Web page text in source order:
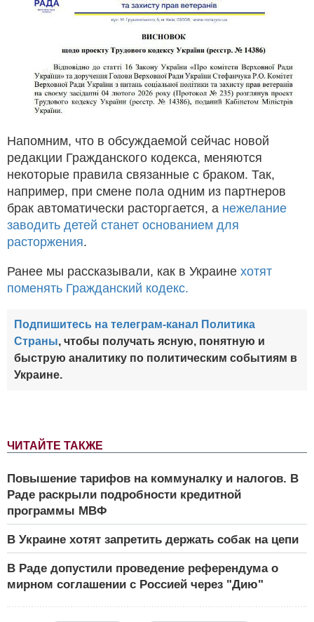
ЧИТАЙТЕ ТАКЖЕ
Повышение тарифов на коммуналку и налогов. В
Раде раскрыли подробности кредитной
программы МВФ
В Украине хотят запретить держать собак на цепи
В Раде допустили проведение референдума о
мирном соглашении с Россией через "Дию"
Напомним, что в обсуждаемой сейчас новой
редакции Гражданского кодекса, меняются
некоторые правила связанные с браком. Так,
например, при смене пола одним из партнеров
брак автоматически расторгается, а нежелание
заводить детей станет основанием для
расторжения.
Ранее мы рассказывали, как в Украине хотят
поменять Гражданский кодекс.
Подпишитесь на телеграм-канал Политика
Страны, чтобы получать ясную, понятную и
быструю аналитику по политическим событиям в
Украине.